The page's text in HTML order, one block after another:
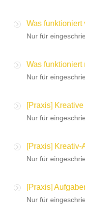
Was funktioniert
Nur für
Was funktioniert
Nur für
[Praxis]
Nur für
[Praxis] Kreativ-
Nur für
[Praxis]
Nur für